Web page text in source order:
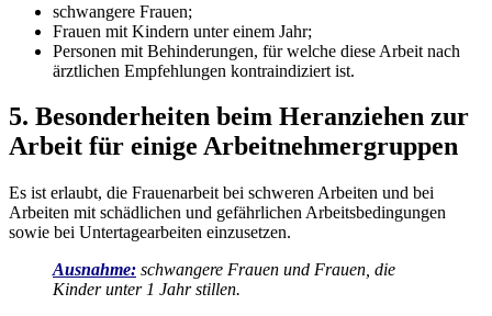
schwangere Frauen;
Frauen mit Kindern unter einem Jahr;
Personen mit Behinderungen, für welche diese Arbeit nach
ärztlichen Empfehlungen kontraindiziert ist.
5. Besonderheiten beim Heranziehen zur
Arbeit für einige Arbeitnehmergruppen
Es ist erlaubt, die Frauenarbeit bei schweren Arbeiten und bei
Arbeiten mit schädlichen und gefährlichen Arbeitsbedingungen
sowie bei Untertagearbeiten einzusetzen.
Ausnahme: schwangere Frauen und Frauen, die
Kinder unter 1 Jahr stillen.